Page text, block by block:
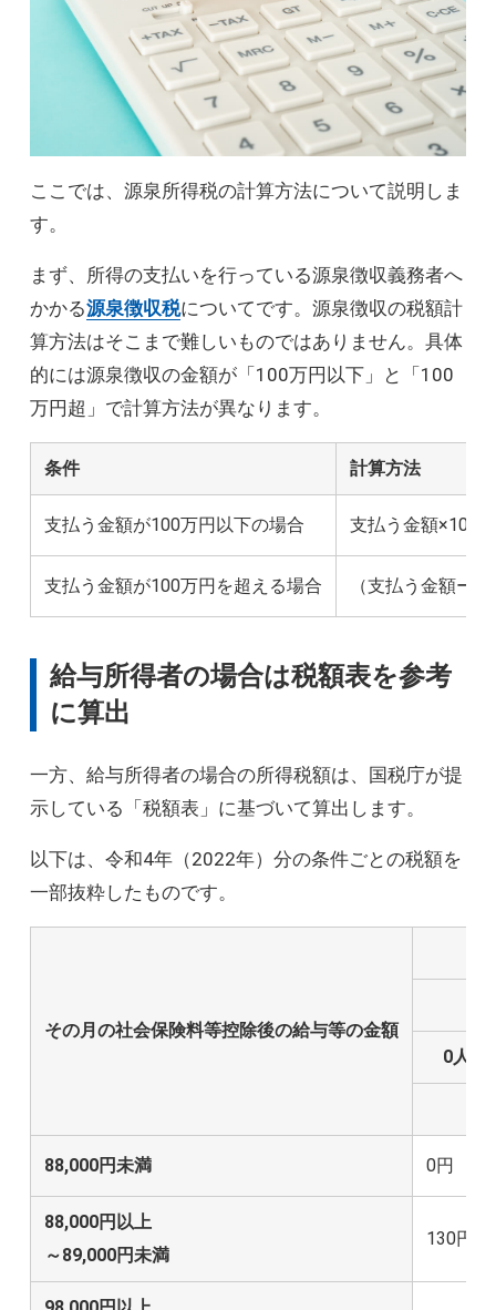
ここでは、源泉所得税の計算方法について説明しま
す。
まず、所得の支払いを行っている源泉徴収義務者へ
かかる源泉徴収税についてです。源泉徴収の税額計
算方法はそこまで難しいものではありません。具体
的には源泉徴収の金額が「100万円以下」と「100
万円超」で計算方法が異なります。
条件 計算方法
支払う金額が100万円以下の場合 支払う金額×10.21
支払う金額が100万円を超える場合 （支払う金額ー
給与所得者の場合は税額表を参考
に算出
一方、給与所得者の場合の所得税額は、国税庁が提
示している「税額表」に基づいて算出します。
以下は、令和4年（2022年）分の条件ごとの税額を
一部抜粋したものです。
その月の社会保険料等控除後の給与等の金額
0人
88,000円未満 0円
88,000円以上
～89,000円未満
130円